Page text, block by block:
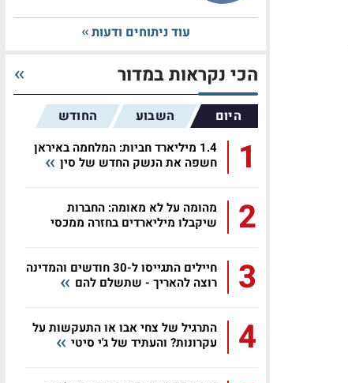
עוד ניתוחים ודעות
הכי נקראות במדור
היום השבוע החודש
1
1.4 מיליארד חביות: המלחמה באיראן
חשפה את הנשק החדש של סין
2
מהומה על לא מאומה: החברות
שיקבלו מיליארדים בחזרה ממכסי
3
חיילים התגייסו ל-30 חודשים והמדינה
רוצה להאריך - שתשלם להם
4
התרגיל של צחי אבו או התעקשות על
עקרונות? והעתיד של ג'י סיטי